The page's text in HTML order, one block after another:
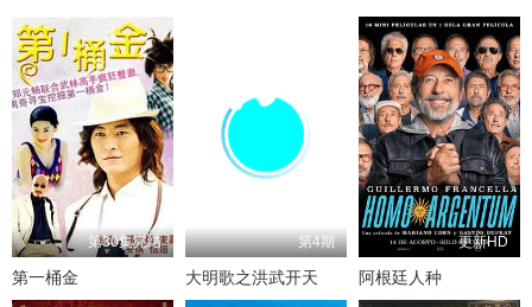
第30集完结
第一桶金
第4期
大明歌之洪武开天
更新HD
阿根廷人种